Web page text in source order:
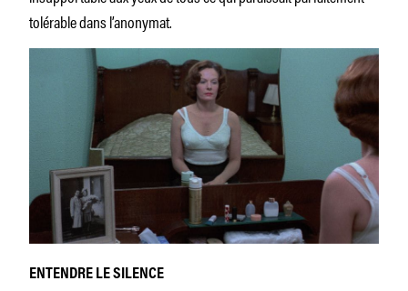
tolérable dans l’anonymat.
ENTENDRE LE SILENCE